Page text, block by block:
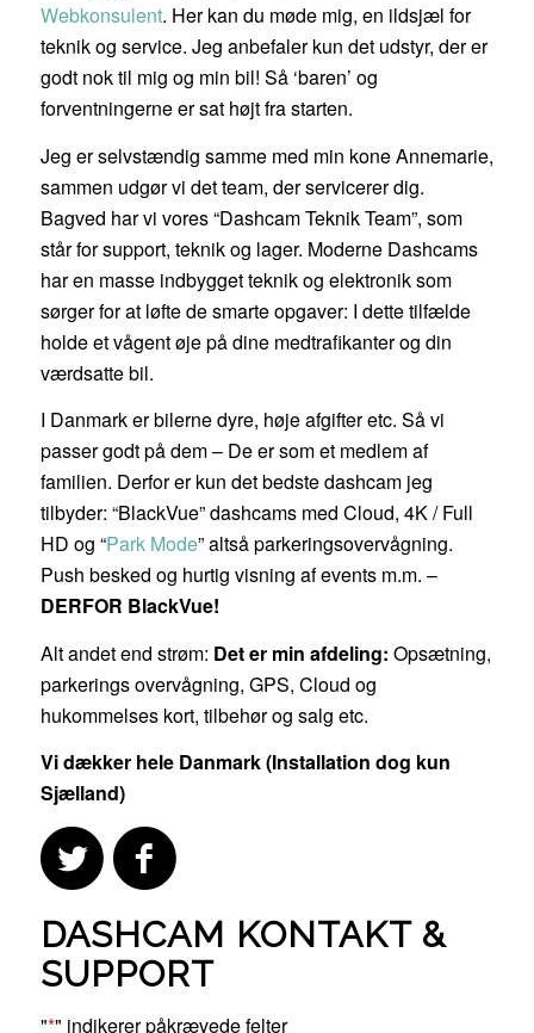
Webkonsulent. Her kan du møde mig, en ildsjæl for
teknik og service. Jeg anbefaler kun det udstyr, der er
godt nok til mig og min bil! Så ‘baren’ og
forventningerne er sat højt fra starten.
Jeg er selvstændig samme med min kone Annemarie,
sammen udgør vi det team, der servicerer dig.
Bagved har vi vores “Dashcam Teknik Team”, som
står for support, teknik og lager. Moderne Dashcams
har en masse indbygget teknik og elektronik som
sørger for at løfte de smarte opgaver: I dette tilfælde
holde et vågent øje på dine medtrafikanter og din
værdsatte bil.
I Danmark er bilerne dyre, høje afgifter etc. Så vi
passer godt på dem – De er som et medlem af
familien. Derfor er kun det bedste dashcam jeg
tilbyder: “BlackVue” dashcams med Cloud, 4K / Full
HD og “Park Mode” altså parkeringsovervågning.
Push besked og hurtig visning af events m.m. –
DERFOR BlackVue!
Alt andet end strøm: Det er min afdeling: Opsætning,
parkerings overvågning, GPS, Cloud og
hukommelses kort, tilbehør og salg etc.
Vi dækker hele Danmark (Installation dog kun
Sjælland)
DASHCAM KONTAKT &
SUPPORT
"*" indikerer påkrævede felter